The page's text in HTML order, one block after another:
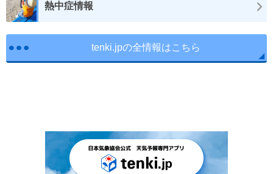
熱中症情報
tenki.jpの全情報はこちら